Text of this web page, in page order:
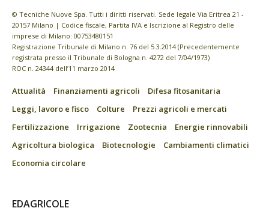
© Tecniche Nuove Spa. Tutti i diritti riservati. Sede legale Via Eritrea 21 -
20157 Milano | Codice fiscale, Partita IVA e Iscrizione al Registro delle
imprese di Milano: 00753480151
Registrazione Tribunale di Milano n. 76 del 5.3.2014 (Precedentemente
registrata presso il Tribunale di Bologna n. 4272 del 7/04/1973)
ROC n. 24344 dell’11 marzo 2014
Attualità Finanziamenti agricoli
Difesa fitosanitaria
Leggi, lavoro e fisco
Colture
Prezzi agricoli e mercati
Fertilizzazione
Irrigazione Zootecnia
Energie rinnovabili
Agricoltura biologica
Biotecnologie
Cambiamenti climatici
Economia circolare
EDAGRICOLE